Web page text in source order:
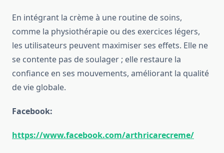
En intégrant la crème à une routine de soins,
comme la physiothérapie ou des exercices légers,
les utilisateurs peuvent maximiser ses effets. Elle ne
se contente pas de soulager ; elle restaure la
confiance en ses mouvements, améliorant la qualité
de vie globale.
Facebook:
https://www.facebook.com/arthricarecreme/